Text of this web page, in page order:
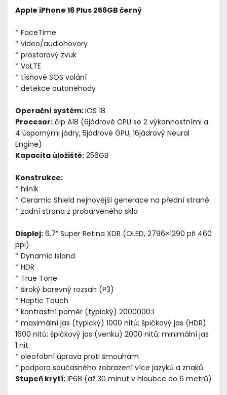
Apple iPhone 16 Plus 256GB černý
* FaceTime
* video/audiohovory
* prostorový zvuk
* VoLTE
* tísňové SOS volání
* detekce autonehody
Operační systém:iOS 18
Procesor: čip A18 (6jádrové CPU se 2 výkonnostními a
4 úspornými jádry, 5jádrové GPU, 16jádrový Neural
Engine)
Kapacita úložiště: 256GB
Konstrukce:
* hliník
* Ceramic Shield nejnovější generace na přední straně
* zadní strana z probarveného skla
Displej: 6,7” Super Retina XDR (OLED, 2796×1290 při 460
ppi)
* Dynamic Island
* HDR
* True Tone
* široký barevný rozsah (P3)
* Haptic Touch
* kontrastní poměr (typický) 2000000:1
* maximální jas (typický) 1000 nitů; špičkový jas (HDR)
1600 nitů; špičkový jas (venku) 2000 nitů; minimální jas
1 nit
* oleofobní úprava proti šmouhám
* podpora současného zobrazení více jazyků a znaků
Stupeň krytí: IP68 (až 30 minut v hloubce do 6 metrů)